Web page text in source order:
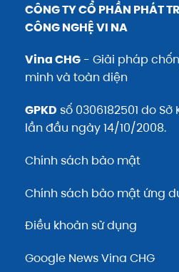
CÔNG TY CỔ PHẦN PHÁT
CÔNG NGHỆ VI NA
Vina CHG - Giải pháp
minh và toàn diện
GPKD số 0306182501 do
lần đầu ngày 14/10/2008.
Chính sách bảo mật
Chính sách bảo mật ứng
Điều khoản sử dụng
Google News Vina CHG